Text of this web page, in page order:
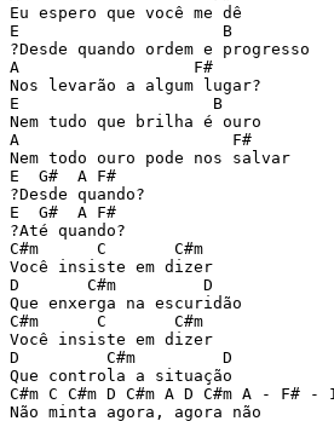
Eu espero que você me dê
E                     B
?Desde quando ordem e progresso
A                  F#
Nos levarão a algum lugar?
E                    B
Nem tudo que brilha é ouro
A                      F#
Nem todo ouro pode nos salvar
E  G#  A F#
?Desde quando?
E  G#  A F#
?Até quando?
C#m      C       C#m
Você insiste em dizer
D       C#m         D
Que enxerga na escuridão
C#m      C       C#m
Você insiste em dizer
D         C#m         D
Que controla a situação
C#m C C#m D C#m A D C#m A -
Não minta agora, agora não